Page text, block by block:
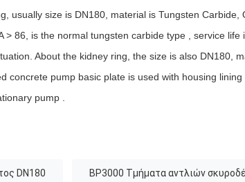
usually size is DN180, material is Tungsten Carbide,
> 86, is the normal tungsten carbide type , service life
About the kidney ring, the size is also DN180,
concrete pump basic plate is used with housing
pump .
DN180 BP3000 Τμήματα αντλιών